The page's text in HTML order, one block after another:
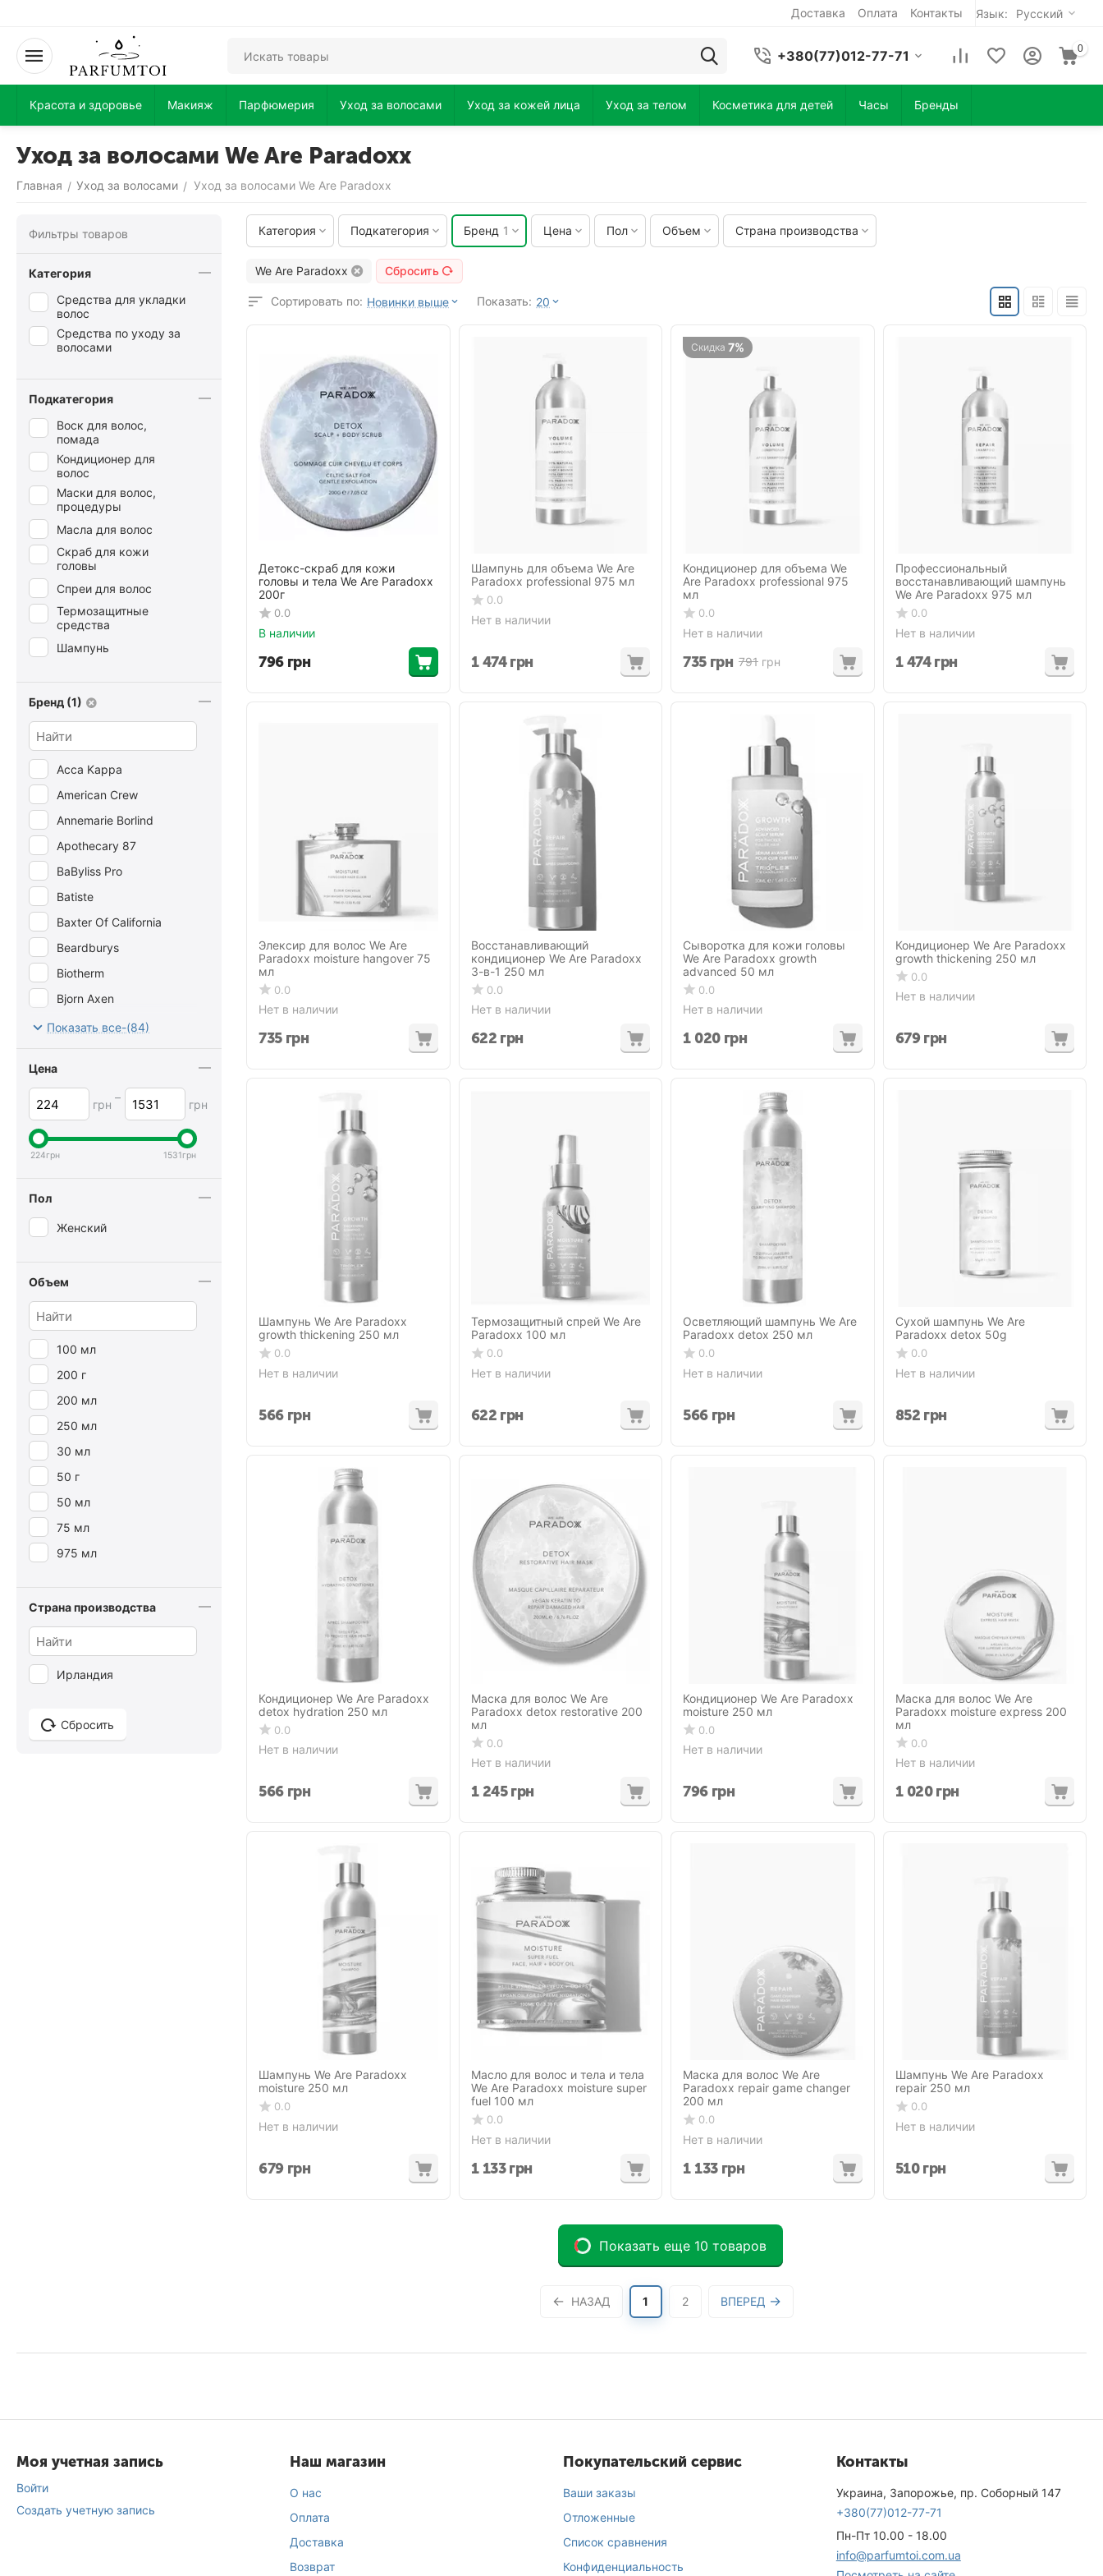
Язык: Русский
Доставка Оплата Контакты
+380(77)012-77-71 0
Красота и здоровье Макияж Парфюмерия Уход за волосами Уход за кожей лица Уход за телом Косметика для детей Часы Бренды
Уход за волосами We Are Paradoxx
Главная / Уход за волосами / Уход за волосами We Are Paradoxx
Категория Подкатегория Бренд 1 Цена Пол Объем Страна производства
We Are Paradoxx Сбросить
Сортировать по: Новинки выше Показать: 20
Детокс-скраб для кожи
головы и тела We Are Paradoxx
200г
0.0
В наличии
796 грн
Шампунь для объема We Are
Paradoxx professional 975 мл
0.0
Нет в наличии
1 474 грн
Скидка 7%
Кондиционер для объема We
Are Paradoxx professional 975
мл
0.0
Нет в наличии
791 грн
735 грн
Профессиональный
восстанавливающий шампунь
We Are Paradoxx 975 мл
0.0
Нет в наличии
1 474 грн
Элексир для волос We Are
Paradoxx moisture hangover 75
мл
0.0
Нет в наличии
735 грн
Восстанавливающий
кондиционер We Are Paradoxx
3-в-1 250 мл
0.0
Нет в наличии
622 грн
Сыворотка для кожи головы
We Are Paradoxx growth
advanced 50 мл
0.0
Нет в наличии
1 020 грн
Кондиционер We Are Paradoxx
growth thickening 250 мл
0.0
Нет в наличии
679 грн
Шампунь We Are Paradoxx
growth thickening 250 мл
0.0
Нет в наличии
566 грн
Термозащитный спрей We Are
Paradoxx 100 мл
0.0
Нет в наличии
622 грн
Осветляющий шампунь We Are
Paradoxx detox 250 мл
0.0
Нет в наличии
566 грн
Сухой шампунь We Are
Paradoxx detox 50g
0.0
Нет в наличии
852 грн
Кондиционер We Are Paradoxx
detox hydration 250 мл
0.0
Нет в наличии
566 грн
Маска для волос We Are
Paradoxx detox restorative 200
мл
0.0
Нет в наличии
1 245 грн
Кондиционер We Are Paradoxx
moisture 250 мл
0.0
Нет в наличии
796 грн
Маска для волос We Are
Paradoxx moisture express 200
мл
0.0
Нет в наличии
1 020 грн
Шампунь We Are Paradoxx
moisture 250 мл
0.0
Нет в наличии
679 грн
Масло для волос и тела и тела
We Are Paradoxx moisture super
fuel 100 мл
0.0
Нет в наличии
1 133 грн
Маска для волос We Are
Paradoxx repair game changer
200 мл
0.0
Нет в наличии
1 133 грн
Шампунь We Are Paradoxx
repair 250 мл
0.0
Нет в наличии
510 грн
Показать еще 10 товаров
НАЗАД 1 2 ВПЕРЕД
Фильтры товаров
Категория
Средства для укладки
волос
Средства по уходу за
волосами
Подкатегория
Воск для волос,
помада
Кондиционер для
волос
Маски для волос,
процедуры
Масла для волос
Скраб для кожи
головы
Спреи для волос
Термозащитные
средства
Шампунь
Бренд (1)
Acca Kappa
American Crew
Annemarie Borlind
Apothecary 87
BaByliss Pro
Batiste
Baxter Of California
Beardburys
Biotherm
Bjorn Axen
Brickell Men's
Chanel
CHI
CLINIQUE
Fanola
Fudge
Giorgio Armani
GKHair
Goldwell
Guinot
I.C.O.N.
Ikoo
INSTITUTO ESPAÑOL
Jan Marini
Jean Paul Gaultier
JOHN FRIEDA
John Masters Organics
K18
Kativa
Keune
L'ANZA
Paris
Redken
Sachajuan
Sebastian
Показать все-(84)
Цена
грн – грн
224грн 1531грн
Пол
Женский
Объем
100 мл
200 г
200 мл
250 мл
30 мл
50 г
50 мл
75 мл
975 мл
Страна производства
Ирландия
Сбросить
Моя учетная запись
Войти
Создать учетную запись
Наш магазин
О нас
Оплата
Доставка
Возврат
Покупательский сервис
Ваши заказы
Отложенные
Список сравнения
Конфиденциальность
Контакты
Украина, Запорожье, пр. Соборный 147
+380(77)012-77-71
Пн-Пт 10.00 - 18.00
info@parfumtoi.com.ua